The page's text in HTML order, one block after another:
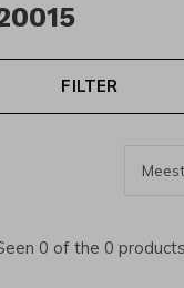
FILTER
0 of the 0 products